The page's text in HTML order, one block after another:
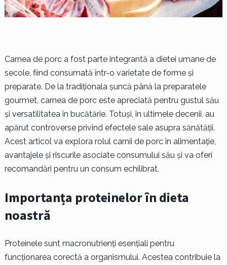
Carnea de porc a fost parte integrantă a dietei umane de
secole, fiind consumată într-o varietate de forme și
preparate. De la tradiționala șuncă până la preparatele
gourmet, carnea de porc este apreciată pentru gustul său
și versatilitatea în bucătărie. Totuși, în ultimele decenii, au
apărut controverse privind efectele sale asupra sănătății.
Acest articol va explora rolul carnii de porc în alimentație,
avantajele și riscurile asociate consumului său și va oferi
recomandări pentru un consum echilibrat.
Importanța proteinelor în dieta
noastră
Proteinele sunt macronutrienți esențiali pentru
funcționarea corectă a organismului. Acestea contribuie la